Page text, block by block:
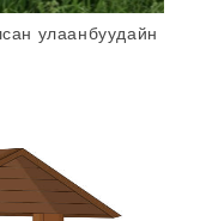
улаанбуудайн